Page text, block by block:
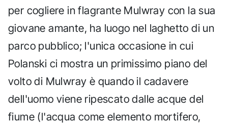
per cogliere in flagrante Mulwray con la sua
giovane amante, ha luogo nel laghetto di un
parco pubblico; l'unica occasione in cui
Polanski ci mostra un primissimo piano del
volto di Mulwray è quando il cadavere
dell'uomo viene ripescato dalle acque del
fiume (l'acqua come elemento mortifero,